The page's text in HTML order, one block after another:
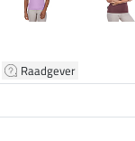
Raadgever